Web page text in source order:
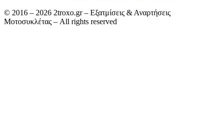
© 2016 – 2026 2troxo.gr – Εξατμίσεις & Αναρτήσεις
Μοτοσυκλέτας – All rights reserved